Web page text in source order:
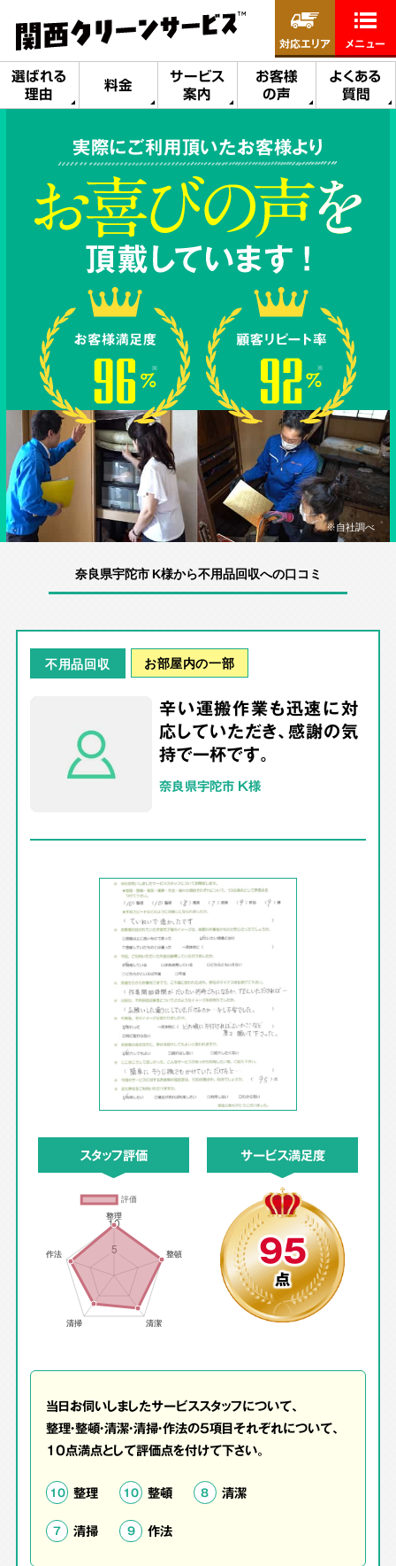
選ばれる
理由
料金
サービス
案内
お客様
の声
よくある
質問
対応エリア メニュー
実際にご利用頂いたお客様より
※自社調べ
奈良県宇陀市 K様から不用品回収への口コミ
不用品回収 お部屋内の一部
辛い運搬作業も迅速に対
応していただき、感謝の気
持で一杯です。
奈良県宇陀市 K様
スタッフ評価 サービス満足度
95
点
当日お伺いしましたサービススタッフについて、
整理・整頓・清潔・清掃・作法の5項目それぞれについて、
10点満点として評価点を付けて下さい。
10 整理 10 整頓 8 清潔
7 清掃 9 作法